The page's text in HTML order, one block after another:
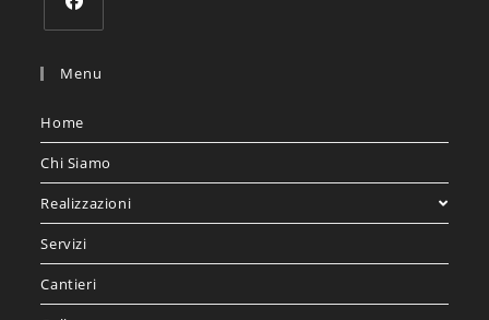
Menu
Home
Chi Siamo
Realizzazioni
Servizi
Cantieri